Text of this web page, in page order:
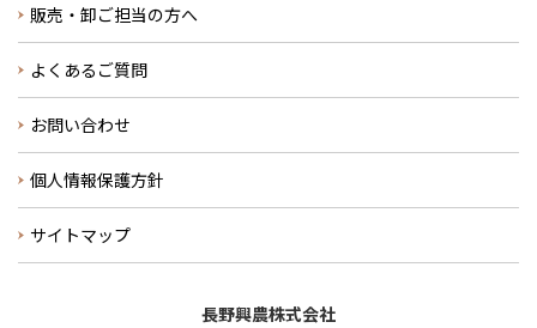
販売・卸ご担当の方へ
よくあるご質問
お問い合わせ
個人情報保護方針
サイトマップ
長野興農株式会社